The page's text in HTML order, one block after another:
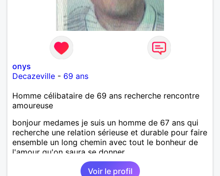
onys
Decazeville - 69 ans
Homme célibataire de 69 ans recherche rencontre
amoureuse
bonjour medames je suis un homme de 67 ans qui
recherche une relation sérieuse et durable pour faire
ensemble un long chemin avec tout le bonheur de
l'amour qu'on saura se donner.
Voir le profil